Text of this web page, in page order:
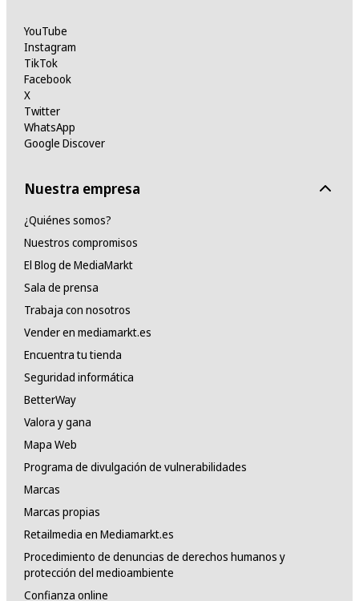
YouTube
Instagram
TikTok
Facebook
X
Twitter
WhatsApp
Google Discover
Nuestra empresa
¿Quiénes somos?
Nuestros compromisos
El Blog de MediaMarkt
Sala de prensa
Trabaja con nosotros
Vender en mediamarkt.es
Encuentra tu tienda
Seguridad informática
BetterWay
Valora y gana
Mapa Web
Programa de divulgación de vulnerabilidades
Marcas
Marcas propias
Retailmedia en Mediamarkt.es
Procedimiento de denuncias de derechos humanos y
protección del medioambiente
Confianza online